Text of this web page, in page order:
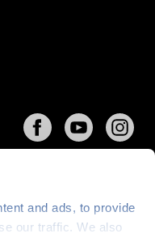
and ads, to provide
our traffic. We also
tísni o.p.s., web běží